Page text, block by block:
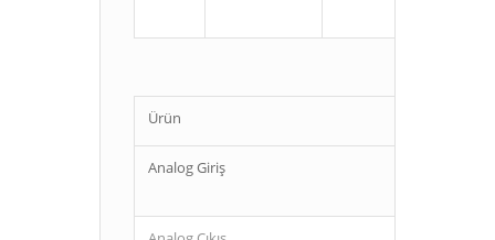
Ürün
Analog Giriş